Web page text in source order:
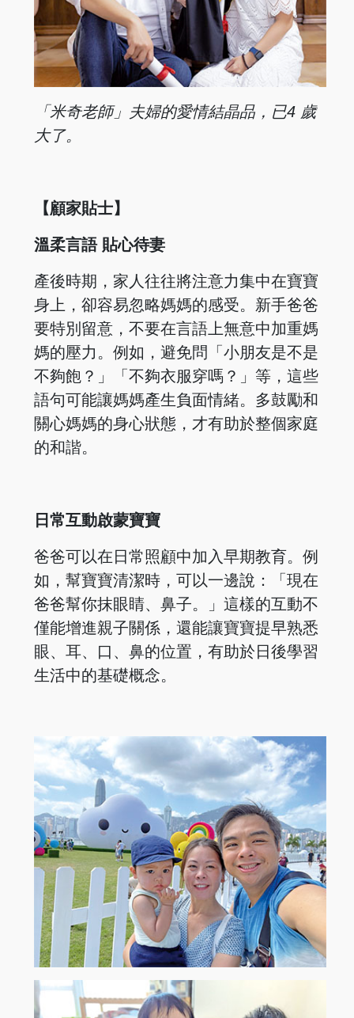
「米奇老師」夫婦的愛情結晶品，已4 歲
大了。
【顧家貼士】
溫柔言語 貼心待妻
產後時期，家人往往將注意力集中在寶寶
身上，卻容易忽略媽媽的感受。新手爸爸
要特別留意，不要在言語上無意中加重媽
媽的壓力。例如，避免問「小朋友是不是
不夠飽？」「不夠衣服穿嗎？」等，這些
語句可能讓媽媽產生負面情緒。多鼓勵和
關心媽媽的身心狀態，才有助於整個家庭
的和諧。
日常互動啟蒙寶寶
爸爸可以在日常照顧中加入早期教育。例
如，幫寶寶清潔時，可以一邊說：「現在
爸爸幫你抹眼睛、鼻子。」這樣的互動不
僅能增進親子關係，還能讓寶寶提早熟悉
眼、耳、口、鼻的位置，有助於日後學習
生活中的基礎概念。